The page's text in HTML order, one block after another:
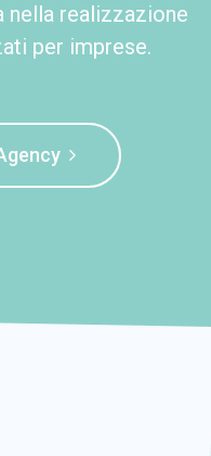
nella realizzazione
per imprese.